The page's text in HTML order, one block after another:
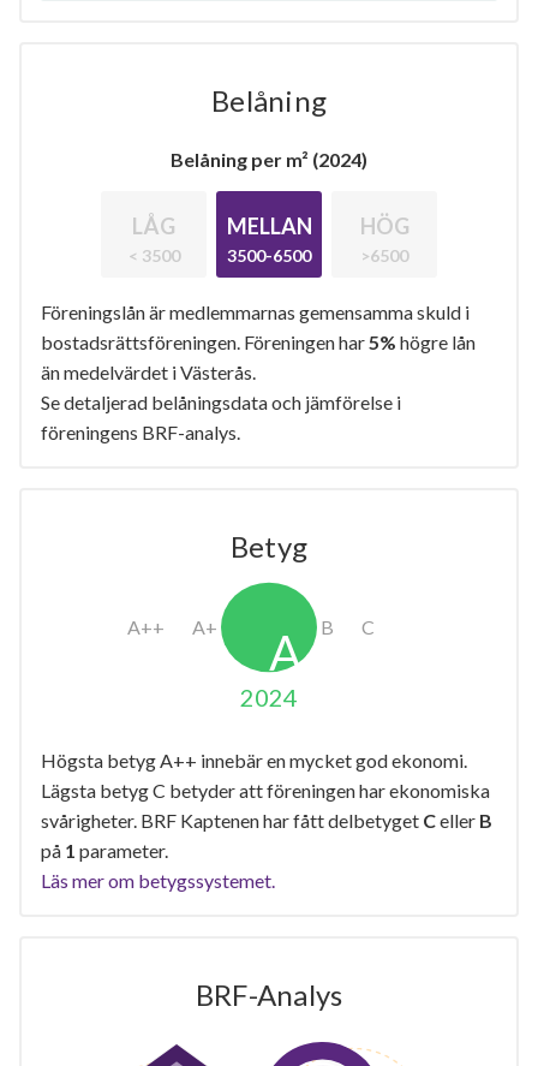
Belåning
Belåning per m² (2024)
LÅG
< 3500
MELLAN
3500-6500
HÖG
>6500
Föreningslån är medlemmarnas gemensamma skuld i
bostadsrättsföreningen. Föreningen har5% högre lån
än medelvärdet i Västerås.
Se detaljerad belåningsdata och jämförelse i
föreningens BRF-analys.
Betyg
2024
Högsta betyg A++ innebär en mycket god ekonomi.
Lägsta betyg C betyder att föreningen har ekonomiska
svårigheter. BRF Kaptenen har fått delbetyget Celler B
på 1 parameter.
Läs mer om betygssystemet.
BRF-Analys